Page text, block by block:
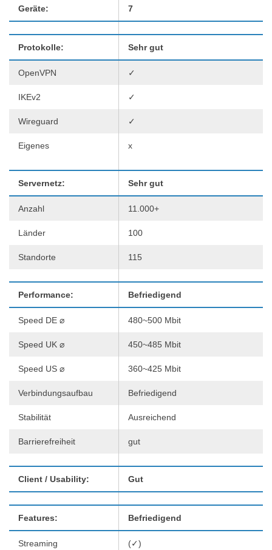
Geräte: 7
Protokolle: Sehr gut
OpenVPN ✓
IKEv2 ✓
Wireguard ✓
Eigenes x
Servernetz: Sehr gut
Anzahl 11.000+
Länder 100
Standorte 115
Performance: Befriedigend
Speed DE ⌀ 480~500 Mbit
Speed UK ⌀ 450~485 Mbit
Speed US ⌀ 360~425 Mbit
Verbindungsaufbau Befriedigend
Stabilität Ausreichend
Barrierefreiheit gut
Client / Usability: Gut
Features: Befriedigend
Streaming (✓)